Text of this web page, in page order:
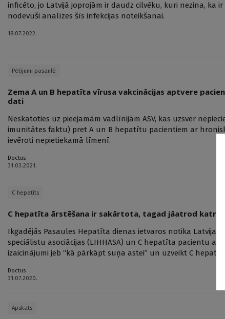
inficēto, jo Latvijā joprojām ir daudz cilvēku, kuri nezina, ka
nodevuši analīzes šīs infekcijas noteikšanai.
18.07.2022.
Pētījumi pasaulē
Zema A un B hepatīta vīrusa vakcinācijas aptvere
dati
Neskatoties uz pieejamām vadlīnijām ASV, kas uzsver
imunitātes faktu) pret A un B hepatītu pacientiem ar
ievēroti nepietiekamā līmenī.
Doctus
31.03.2021.
C hepatīts
C hepatīta ārstēšana ir sakārtota, tagad jāatrod katrs
Ikgadējās Pasaules Hepatīta dienas ietvaros notika Latvijas
speciālistu asociācijas (LIHHASA) un C hepatīta pacientu
izaicinājumi jeb “kā pārkāpt suņa astei” un uzveikt C
Doctus
31.07.2020.
Apskats